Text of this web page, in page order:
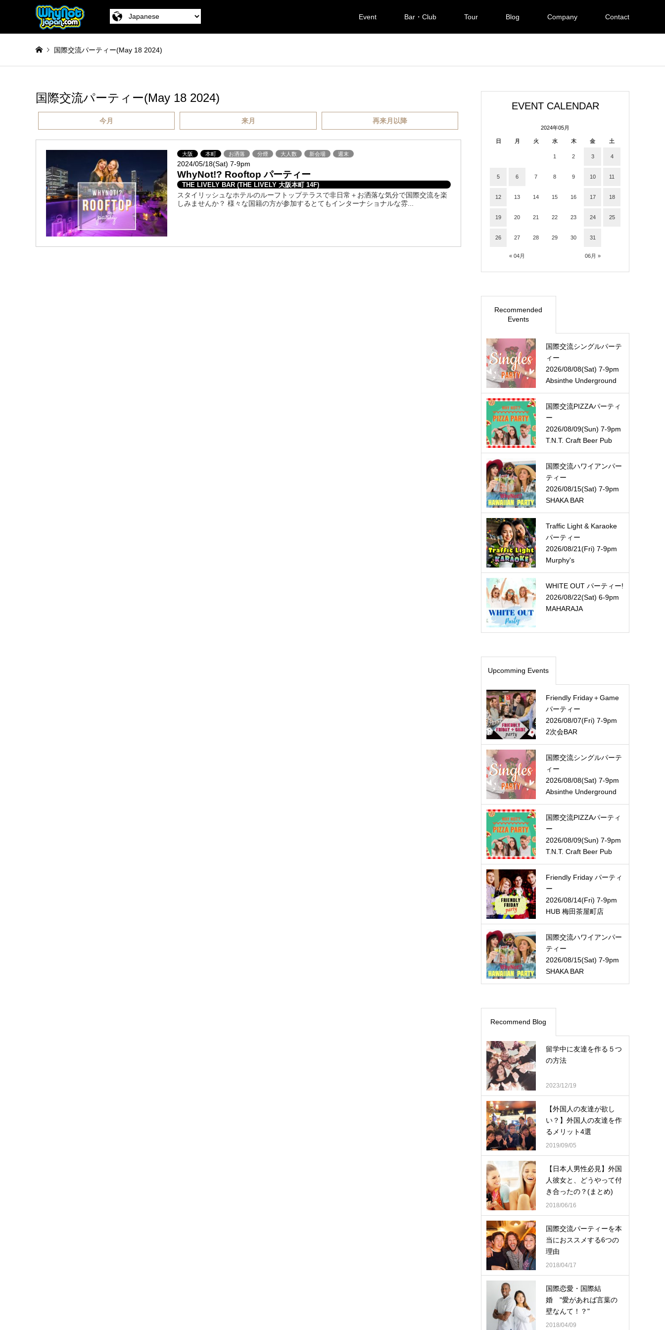
Event Bar・Club Tour Blog Company Contact
国際交流パーティー(May 18 2024)
国際交流パーティー(May 18 2024)
今月 来月 再来月以降
大阪 本町 お洒落 分煙 大人数 新会場 週末
2024/05/18(Sat) 7-9pm
WhyNot!? Rooftop パーティー
THE LIVELY BAR (THE LIVELY 大阪本町 14F)
スタイリッシュなホテルのルーフトップテラスで非日常＋お洒落な気分で国際交流を楽
しみませんか？ 様々な国籍の方が参加するとてもインターナショナルな雰...
EVENT CALENDAR
2024年05月
日 月 火 水 木 金 土
« 04月 06月 »
1 2 3 4
5 6 7 8 9 10 11
12 13 14 15 16 17 18
19 20 21 22 23 24 25
26 27 28 29 30 31
Recommended
Events
国際交流シングルパーテ
ィー
2026/08/08(Sat) 7-9pm
Absinthe Underground
国際交流PIZZAパーティ
ー
2026/08/09(Sun) 7-9pm
T.N.T. Craft Beer Pub
国際交流ハワイアンパー
ティー
2026/08/15(Sat) 7-9pm
SHAKA BAR
Traffic Light & Karaoke
パーティー
2026/08/21(Fri) 7-9pm
Murphy's
WHITE OUT パーティー!
2026/08/22(Sat) 6-9pm
MAHARAJA
Upcomming Events
Friendly Friday＋Game
パーティー
2026/08/07(Fri) 7-9pm
2次会BAR
国際交流シングルパーテ
ィー
2026/08/08(Sat) 7-9pm
Absinthe Underground
国際交流PIZZAパーティ
ー
2026/08/09(Sun) 7-9pm
T.N.T. Craft Beer Pub
Friendly Friday パーティ
ー
2026/08/14(Fri) 7-9pm
HUB 梅田茶屋町店
国際交流ハワイアンパー
ティー
2026/08/15(Sat) 7-9pm
SHAKA BAR
Recommend Blog
留学中に友達を作る５つ
の方法
2023/12/19
【外国人の友達が欲し
い？】外国人の友達を作
るメリット4選
2019/09/05
【日本人男性必見】外国
人彼女と、どうやって付
き合ったの？(まとめ)
2018/06/16
国際交流パーティーを本
当におススメする6つの
理由
2018/04/17
国際恋愛・国際結
婚 "愛があれば言葉の
壁なんて！？"
2018/04/09